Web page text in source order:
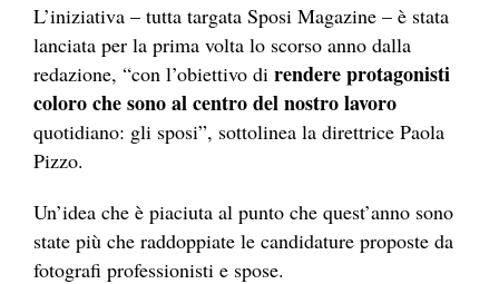
L’iniziativa – tutta targata Sposi Magazine – è stata
lanciata per la prima volta lo scorso anno dalla
redazione, “con l’obiettivo di rendere protagonisti
coloro che sono al centro del nostro lavoro
quotidiano: gli sposi”, sottolinea la direttrice Paola
Pizzo.
Un’idea che è piaciuta al punto che quest’anno sono
state più che raddoppiate le candidature proposte da
fotografi professionisti e spose.